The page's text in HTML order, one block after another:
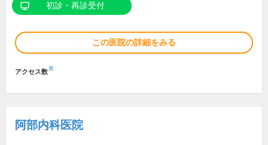
初診・再診受付
この医院の詳細をみる
アクセス数※
阿部内科医院